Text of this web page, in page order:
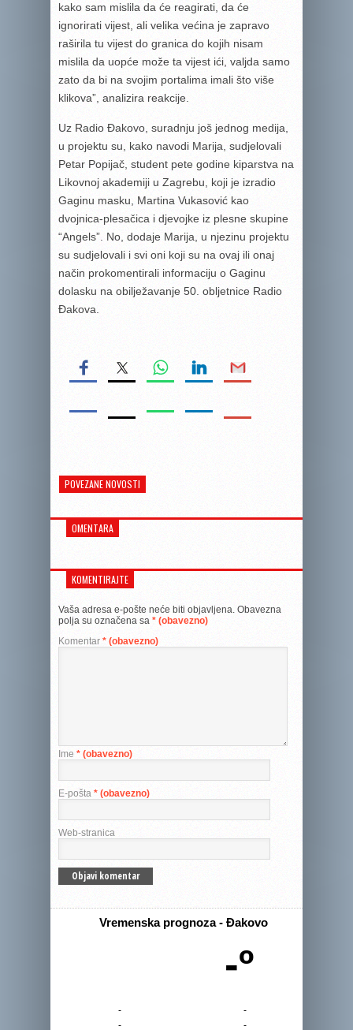
kako sam mislila da će reagirati, da će
ignorirati vijest, ali velika većina je zapravo
raširila tu vijest do granica do kojih nisam
mislila da uopće može ta vijest ići, valjda samo
zato da bi na svojim portalima imali što više
klikova”, analizira reakcije.
Uz Radio Đakovo, suradnju još jednog medija,
u projektu su, kako navodi Marija, sudjelovali
Petar Popijač, student pete godine kiparstva na
Likovnoj akademiji u Zagrebu, koji je izradio
Gaginu masku, Martina Vukasović kao
dvojnica-plesačica i djevojke iz plesne skupine
“Angels”. No, dodaje Marija, u njezinu projektu
su sudjelovali i svi oni koji su na ovaj ili onaj
način prokomentirali informaciju o Gaginu
dolasku na obilježavanje 50. obljetnice Radio
Đakova.
POVEZANE NOVOSTI
OMENTARA
KOMENTIRAJTE
Vaša adresa e-pošte neće biti objavljena. Obavezna
polja su označena sa * (obavezno)
Komentar * (obavezno)
Ime * (obavezno)
E-pošta * (obavezno)
Web-stranica
Vremenska prognoza - Đakovo
-º
-
-
-
-